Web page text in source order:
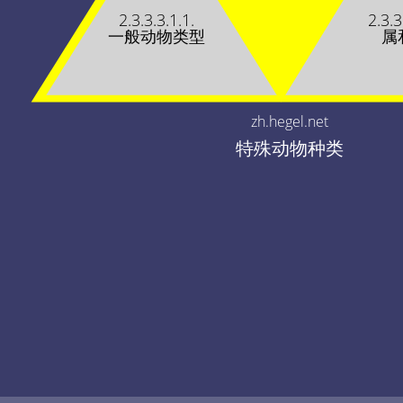
2.3.3.3.1.1.
一般动物类型 属
zh.hegel.net
特殊动物种类